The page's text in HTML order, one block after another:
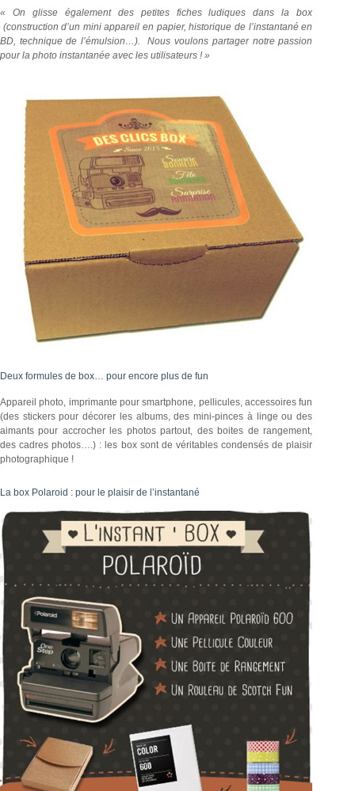
« On glisse également des petites fiches ludiques dans la box
(construction d’un mini appareil en papier, historique de l’instantané en
BD, technique de l’émulsion…). Nous voulons partager notre passion
pour la photo instantanée avec les utilisateurs ! »
Deux formules de box… pour encore plus de fun
Appareil photo, imprimante pour smartphone, pellicules, accessoires fun
(des stickers pour décorer les albums, des mini-pinces à linge ou des
aimants pour accrocher les photos partout, des boites de rangement,
des cadres photos….) : les box sont de véritables condensés de plaisir
photographique !
La box Polaroid : pour le plaisir de l’instantané